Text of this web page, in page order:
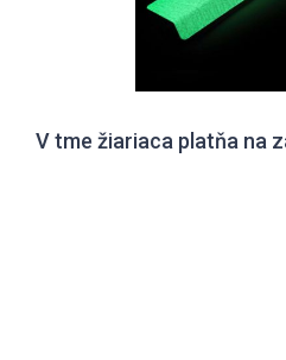
V tme žiariaca platňa na